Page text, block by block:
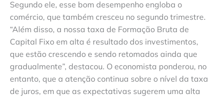
Segundo ele, esse bom desempenho engloba o
comércio, que também cresceu no segundo trimestre.
“Além disso, a nossa taxa de Formação Bruta de
Capital Fixo em alta é resultado dos investimentos,
que estão crescendo e sendo retomados ainda que
gradualmente”, destacou. O economista ponderou, no
entanto, que a atenção continua sobre o nível da taxa
de juros, em que as expectativas sugerem uma alta